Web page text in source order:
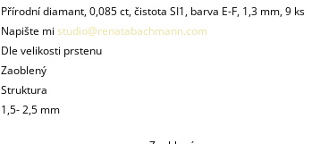
Přírodní diamant, 0,085 ct, čistota SI1, barva E-F, 1,3 mm, 9 ks
Napište mi studio@renatabachmann.com
Dle velikosti prstenu
Zaoblený
Struktura
1,5- 2,5 mm